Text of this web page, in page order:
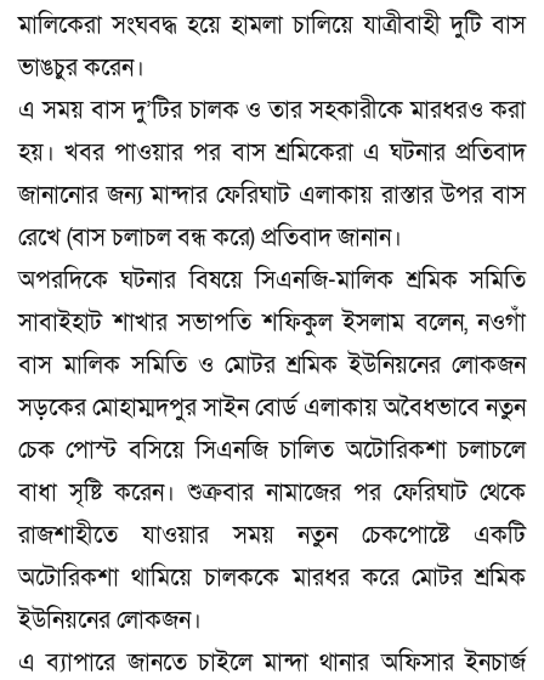
মালিকেরা সংঘবদ্ধ হয়ে হামলা চালিয়ে যাত্রীবাহী দুটি বাস
ভাঙচুর করেন।
এ সময় বাস দু’টির চালক ও তার সহকারীকে মারধরও করা
হয়। খবর পাওয়ার পর বাস শ্রমিকেরা এ ঘটনার প্রতিবাদ
জানানোর জন্য মান্দার ফেরিঘাট এলাকায় রাস্তার উপর বাস
রেখে (বাস চলাচল বন্ধ করে) প্রতিবাদ জানান।
অপরদিকে ঘটনার বিষয়ে সিএনজি-মালিক শ্রমিক সমিতি
সাবাইহাট শাখার সভাপতি শফিকুল ইসলাম বলেন, নওগাঁ
বাস মালিক সমিতি ও মোটর শ্রমিক ইউনিয়নের লোকজন
সড়কের মোহাম্মদপুর সাইন বোর্ড এলাকায় অবৈধভাবে নতুন
চেক পোস্ট বসিয়ে সিএনজি চালিত অটোরিকশা চলাচলে
বাধা সৃষ্টি করেন। শুক্রবার নামাজের পর ফেরিঘাট থেকে
রাজশাহীতে যাওয়ার সময় নতুন চেকপোষ্টে একটি
অটোরিকশা থামিয়ে চালককে মারধর করে মোটর শ্রমিক
ইউনিয়নের লোকজন।
এ ব্যাপারে জানতে চাইলে মান্দা থানার অফিসার ইনচার্জ